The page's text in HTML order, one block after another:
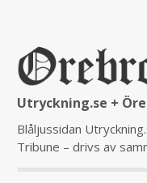
Utryckning.se +
Blåljussidan
Tribune – drivs av